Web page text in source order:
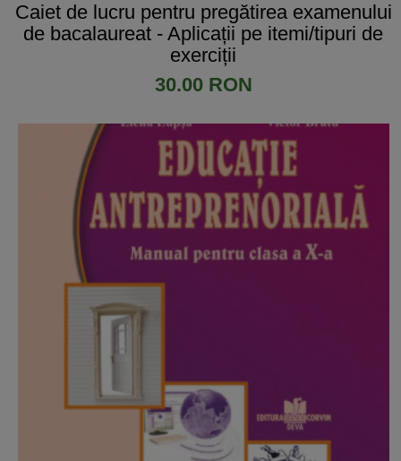
Caiet de lucru pentru pregătirea examenului
de bacalaureat - Aplicații pe itemi/tipuri de
exerciții
30.00 RON